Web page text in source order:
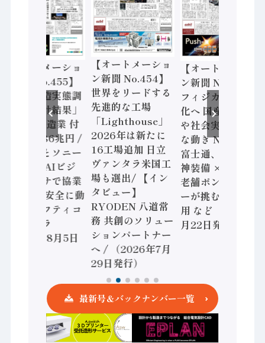
【オートメーショ
ン新聞 No.455】
「経済構造実態調
査二次集計結果」
2024年製造業 付
加価値額86兆円 /
三菱電機とソニー
セミコン AIビジ
ョンセンサで協業
/ IDEC、安全に動
かすセーフティコ
ントローラ
（2026年8月5日
【オートメーショ
ン新聞 No.454】
世界をリードする
先進的な工場
「Lighthouse」
2026年は新たに
16工場追加 日立
ヴァンタラ米国工
場も選出/ 【イン
タビュー】
RYODEN 八道常
務 共創のソリュー
ションパートナー
へ / （2026年7月
29日発行）
【オートメーショ
ン新聞 No.453】
フィジカルAI本格
化へ 国産AI開発
や社会実装に活発
な動き Noetra、
富士通、日立 / 兵
神装備 × HMS、
老舗ポンプメーカ
ーが挑むデータ活
用 など（2026年7
月22日発行）
最新号＆バックナンバー一覧